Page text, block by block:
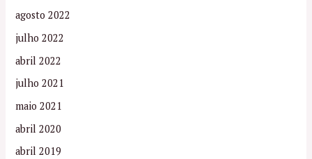
agosto 2022
julho 2022
abril 2022
julho 2021
maio 2021
abril 2020
abril 2019